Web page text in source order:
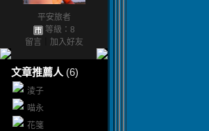
平安旅者
等級：8
留言
加入好友
文章推薦人 (6)
淩子
喵永
花箋